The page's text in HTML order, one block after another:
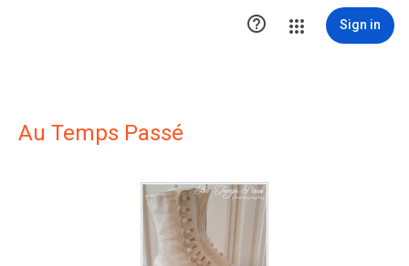
 Sign in
Au Temps Passé